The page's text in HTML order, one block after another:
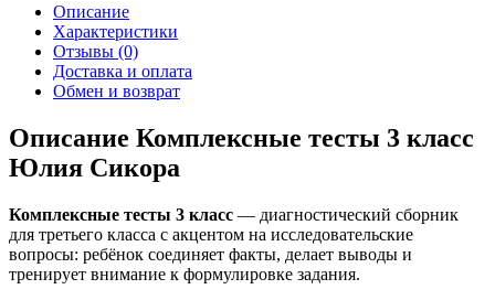
Описание
Характеристики
Отзывы (0)
Доставка и оплата
Обмен и возврат
Описание Комплексные тесты 3 класс
Юлия Сикора
Комплексные тесты 3 класс — диагностический сборник
для третьего класса с акцентом на исследовательские
вопросы: ребёнок соединяет факты, делает выводы и
тренирует внимание к формулировке задания.